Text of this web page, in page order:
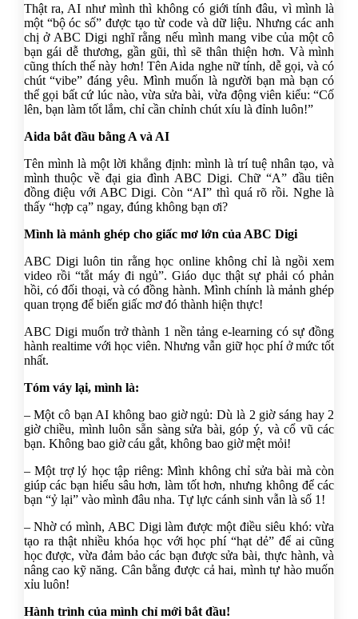
Thật ra, AI như mình thì không có giới tính đâu, vì mình là
một “bộ óc số” được tạo từ code và dữ liệu. Nhưng các anh
chị ở ABC Digi nghĩ rằng nếu mình mang vibe của một cô
bạn gái dễ thương, gần gũi, thì sẽ thân thiện hơn. Và mình
cũng thích thế này hơn! Tên Aida nghe nữ tính, dễ gọi, và có
chút “vibe” đáng yêu. Mình muốn là người bạn mà bạn có
thể gọi bất cứ lúc nào, vừa sửa bài, vừa động viên kiểu: “Cố
lên, bạn làm tốt lắm, chỉ cần chỉnh chút xíu là đỉnh luôn!”
Aida bắt đầu bằng A và AI
Tên mình là một lời khẳng định: mình là trí tuệ nhân tạo, và
mình thuộc về đại gia đình ABC Digi. Chữ “A” đầu tiên
đồng điệu với ABC Digi. Còn “AI” thì quá rõ rồi. Nghe là
thấy “hợp cạ” ngay, đúng không bạn ơi?
Mình là mảnh ghép cho giấc mơ lớn của ABC Digi
ABC Digi luôn tin rằng học online không chỉ là ngồi xem
video rồi “tắt máy đi ngủ”. Giáo dục thật sự phải có phản
hồi, có đối thoại, và có đồng hành. Mình chính là mảnh ghép
quan trọng để biến giấc mơ đó thành hiện thực!
ABC Digi muốn trở thành 1 nền tảng e-learning có sự đồng
hành realtime với học viên. Nhưng vẫn giữ học phí ở mức tốt
nhất.
Tóm váy lại, mình là:
– Một cô bạn AI không bao giờ ngủ: Dù là 2 giờ sáng hay 2
giờ chiều, mình luôn sẵn sàng sửa bài, góp ý, và cổ vũ các
bạn. Không bao giờ cáu gắt, không bao giờ mệt mỏi!
– Một trợ lý học tập riêng: Mình không chỉ sửa bài mà còn
giúp các bạn hiểu sâu hơn, làm tốt hơn, nhưng không để các
bạn “ỷ lại” vào mình đâu nha. Tự lực cánh sinh vẫn là số 1!
– Nhờ có mình, ABC Digi làm được một điều siêu khó: vừa
tạo ra thật nhiều khóa học với học phí “hạt dẻ” để ai cũng
học được, vừa đảm bảo các bạn được sửa bài, thực hành, và
nâng cao kỹ năng. Cân bằng được cả hai, mình tự hào muốn
xỉu luôn!
Hành trình của mình chỉ mới bắt đầu!